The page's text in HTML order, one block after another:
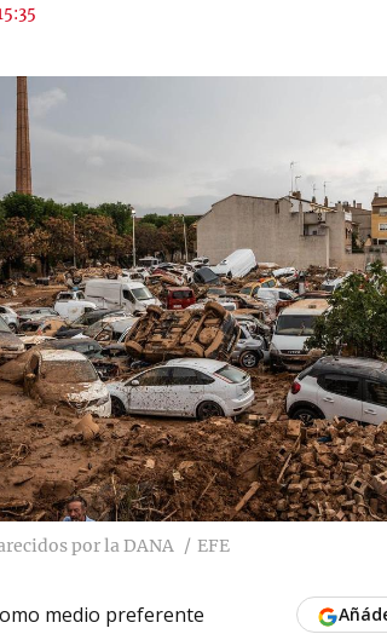
por la DANA EFE
medio preferente